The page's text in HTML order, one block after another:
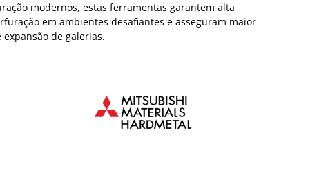
modernos, estas ferramentas garantem alta
em ambientes desafiantes e asseguram maior
de galerias.